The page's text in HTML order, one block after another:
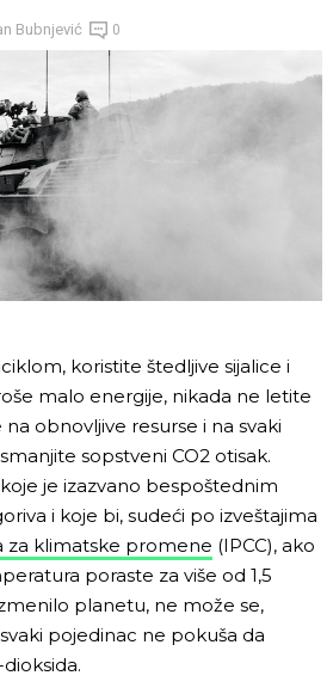
Bubnjević 0
koristite štedljive sijalice i
malo energije, nikada ne letite
obnovljive resurse i na svaki
sopstveni CO2 otisak.
je izazvano bespoštednim
i koje bi, sudeći po izveštajima
za klimatske promene (IPCC), ako
poraste za više od 1,5
planetu, ne može se,
pojedinac ne pokuša da